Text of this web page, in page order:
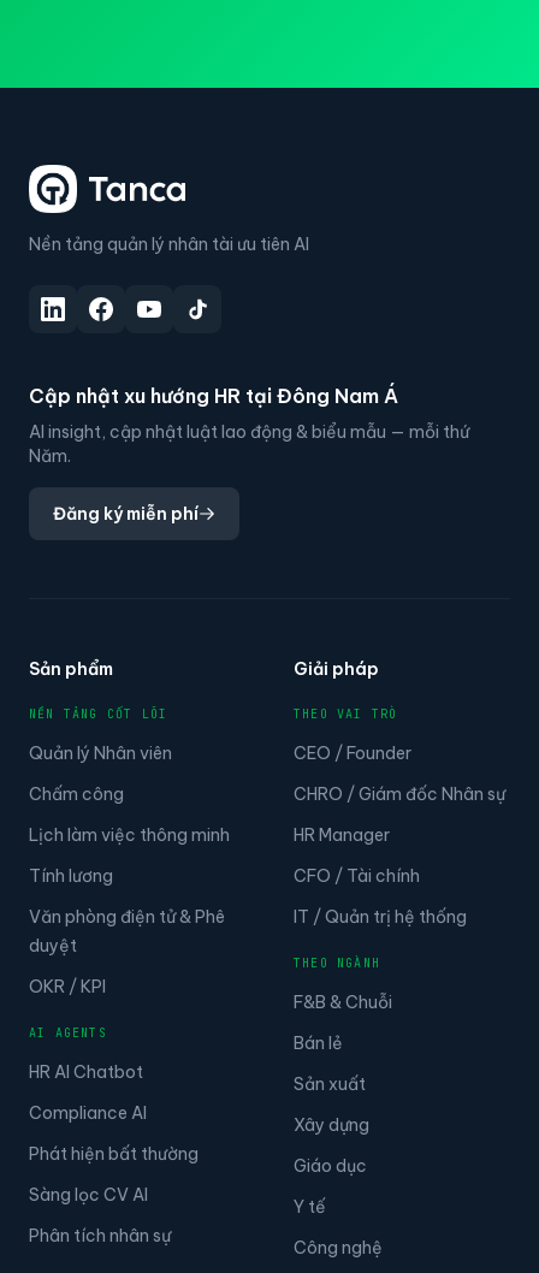
Nền tảng quản lý nhân tài ưu tiên AI
Cập nhật xu hướng HR tại Đông Nam Á
AI insight, cập nhật luật lao động & biểu mẫu — mỗi thứ
Năm.
Đăng ký miễn phí
Sản phẩm
NỀN TẢNG CỐT LÕI
Quản lý Nhân viên
Chấm công
Lịch làm việc thông minh
Tính lương
Văn phòng điện tử & Phê
duyệt
OKR / KPI
AI AGENTS
HR AI Chatbot
Compliance AI
Phát hiện bất thường
Sàng lọc CV AI
Phân tích nhân sự
Giải pháp
THEO VAI TRÒ
CEO / Founder
CHRO / Giám đốc Nhân sự
HR Manager
CFO / Tài chính
IT / Quản trị hệ thống
THEO NGÀNH
F&B & Chuỗi
Bán lẻ
Sản xuất
Xây dựng
Giáo dục
Y tế
Công nghệ